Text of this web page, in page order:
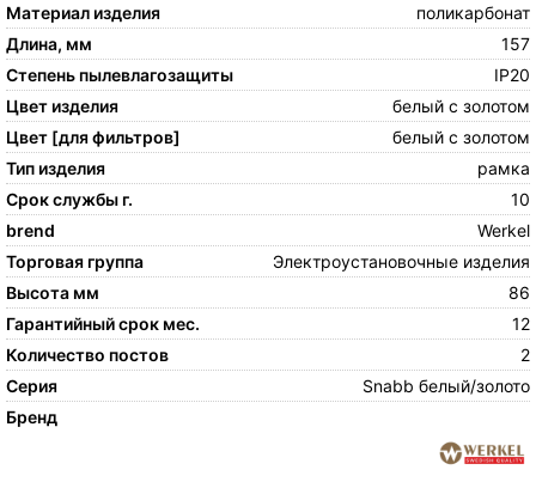
Материал изделия
поликарбонат
Длина, мм
157
Степень пылевлагозащиты
IP20
Цвет изделия
белый с золотом
Цвет [для фильтров]
белый с золотом
Тип изделия
рамка
Срок службы г.
10
brend
Werkel
Торговая группа
Электроустановочные изделия
Высота мм
86
Гарантийный срок мес.
12
Количество постов
2
Серия
Snabb белый/золото
Бренд